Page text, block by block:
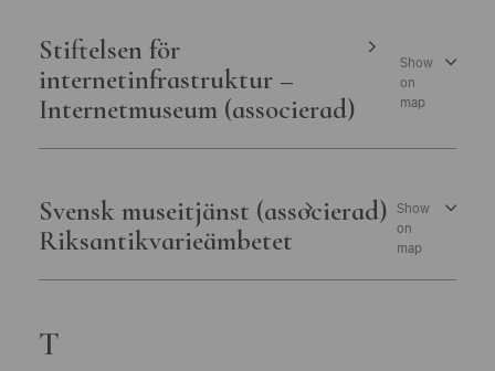
Stiftelsen för
internetinfrastruktur –
Internetmuseum (associerad)
Show
on
map
Svensk museitjänst (associerad)
Riksantikvarieämbetet
Show
on
map
T